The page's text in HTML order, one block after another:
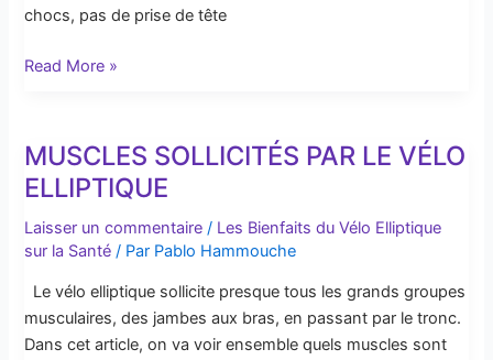
chocs, pas de prise de tête
Read More »
MUSCLES SOLLICITÉS PAR LE VÉLO
ELLIPTIQUE
Laisser un commentaire / Les Bienfaits du Vélo Elliptique
sur la Santé / Par Pablo Hammouche
Le vélo elliptique sollicite presque tous les grands groupes
musculaires, des jambes aux bras, en passant par le tronc.
Dans cet article, on va voir ensemble quels muscles sont
Muscles
Sollicités
le
Vélo
Elliptique